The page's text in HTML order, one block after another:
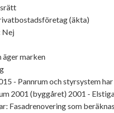
(äkta)
Nej
äger marken
- Pannrum och styrsystem
2001 (byggåret) 2001 -
Fasadrenovering som